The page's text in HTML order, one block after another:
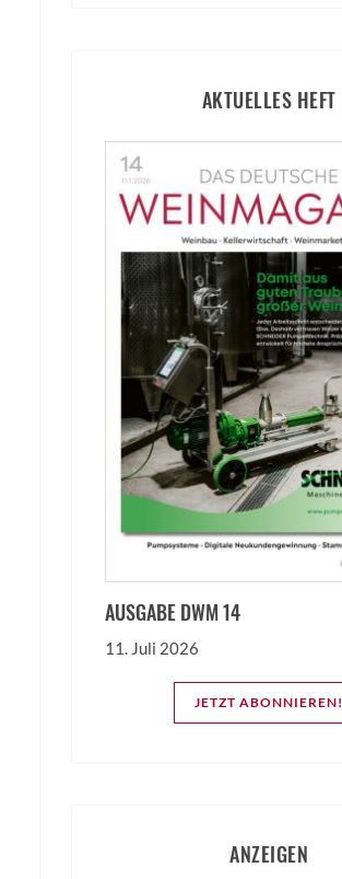
AKTUELLES HEFT
AUSGABE DWM 14
11. Juli 2026
JETZT ABONNIEREN!
ANZEIGEN